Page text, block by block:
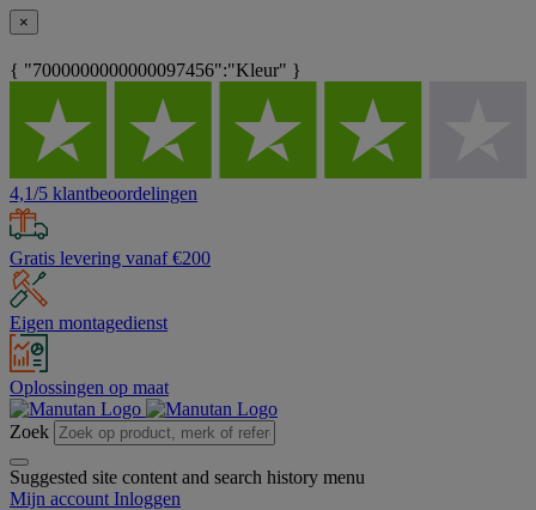
×
{ "7000000000000097456":"Kleur" }
4,1/5 klantbeoordelingen
Gratis levering vanaf €200
Eigen montagedienst
Oplossingen op maat
Zoek
Suggested site content and search history menu
Mijn account Inloggen